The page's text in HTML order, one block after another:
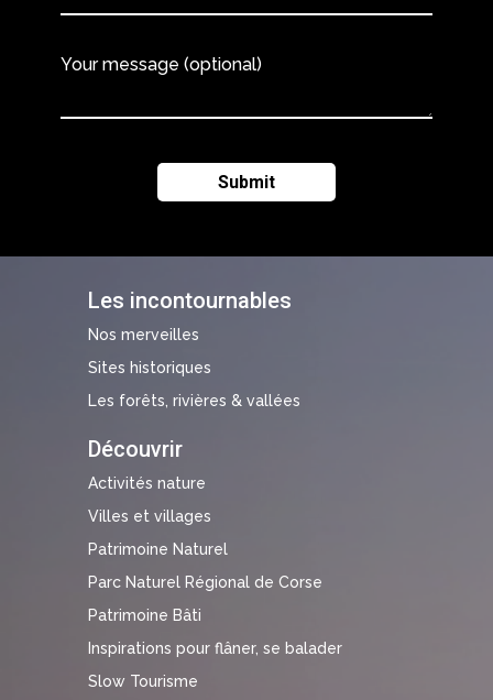
Les incontournables
Nos merveilles
Sites historiques
Les forêts, rivières & vallées
Découvrir
Activités nature
Villes et villages
Patrimoine Naturel
Parc Naturel Régional de Corse
Patrimoine Bâti
Inspirations pour flâner, se balader
Slow Tourisme
Your message (optional)